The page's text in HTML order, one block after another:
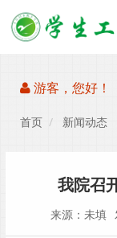
游客，您好！
首页 新闻动态
我院召
来源：未填